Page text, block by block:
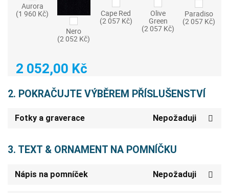
Aurora
(1 960 Kč)
Nero
(2 052 Kč)
Cape Red
(2 057 Kč)
Olive
Green
(2 057 Kč)
Paradiso
(2 057 Kč)
2 052,00 Kč
2. POKRAČUJTE VÝBĚREM PŘÍSLUŠENSTVÍ
Fotky a graverace Nepožaduji
3. TEXT & ORNAMENT NA POMNÍČKU
Nápis na pomníček Nepožaduji